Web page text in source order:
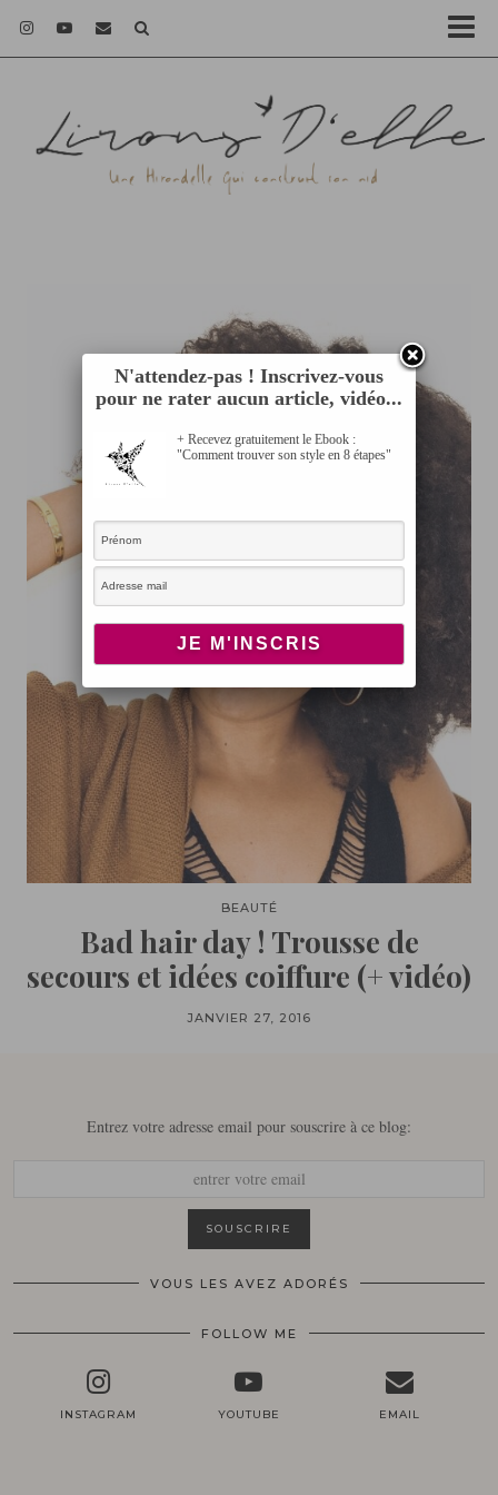
BEAUTÉ
Bad hair day ! Trousse de
secours et idées coiffure (+ vidéo)
JANVIER 27, 2016
Entrez votre adresse email pour souscrire à ce blog:
VOUS LES AVEZ ADORÉS
FOLLOW ME
INSTAGRAM YOUTUBE EMAIL
N'attendez-pas ! Inscrivez-vous
pour ne rater aucun article, vidéo...
+ Recevez gratuitement le Ebook :
"Comment trouver son style en 8 étapes"